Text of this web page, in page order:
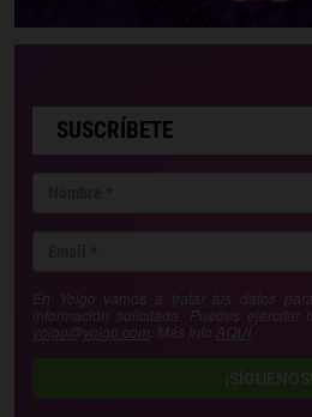
SUSCRÍBETE
En Yoigo vamos a tratar tus datos
información solicitada. Puedes ejercitar
yoigo@yoigo.com . Más Info AQUÍ
¡SÍGUENOS!